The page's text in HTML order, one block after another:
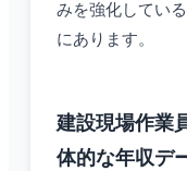
みを強化してい
にあります。
建設現場作業
体的な年収デ